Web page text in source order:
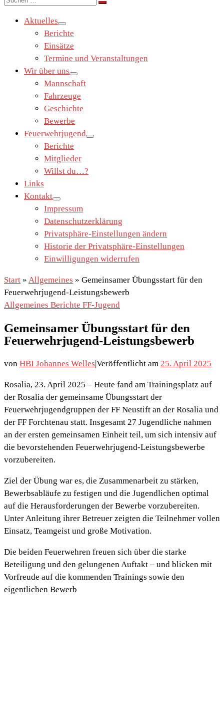
Suchen …
Aktuelles
Berichte
Einsätze
Termine und Veranstaltungen
Wir über uns
Mannschaft
Fahrzeuge
Geschichte
Bewerbe
Feuerwehrjugend
Berichte
Mitglieder
Willst du…?
Links
Kontakt
Impressum
Datenschutzerklärung
Privatsphäre-Einstellungen ändern
Historie der Privatsphäre-Einstellungen
Einwilligungen widerrufen
Start » Allgemeines » Gemeinsamer Übungsstart für den
Feuerwehrjugend-Leistungsbewerb
Allgemeines Berichte FF-Jugend
Gemeinsamer Übungsstart für den
Feuerwehrjugend-Leistungsbewerb
von HBI Johannes Welles|Veröffentlicht am 25. April 2025
Rosalia, 23. April 2025 – Heute fand am Trainingsplatz auf
der Rosalia der gemeinsame Übungsstart der
Feuerwehrjugendgruppen der FF Neustift an der Rosalia und
der FF Forchtenau statt. Insgesamt 27 Jugendliche nahmen
an der ersten gemeinsamen Einheit teil, um sich intensiv auf
die bevorstehenden Feuerwehrjugend-Leistungsbewerbe
vorzubereiten.
Ziel der Übung war es, die Zusammenarbeit zu stärken,
Bewerbsabläufe zu festigen und die Jugendlichen optimal
auf die Herausforderungen der Bewerbe vorzubereiten.
Unter Anleitung ihrer Betreuer zeigten die Teilnehmer vollen
Einsatz, Teamgeist und große Motivation.
Die beiden Feuerwehren freuen sich über die starke
Beteiligung und den gelungenen Auftakt – und blicken mit
Vorfreude auf die kommenden Trainings sowie den
eigentlichen Bewerb